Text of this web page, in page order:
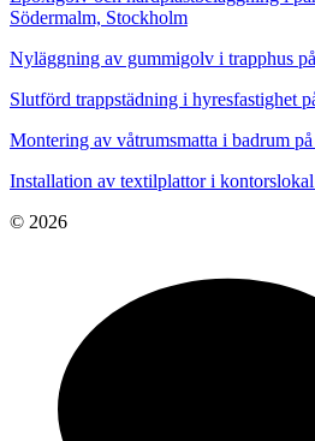
Södermalm, Stockholm
Nyläggning av gummigolv i trapphus
Slutförd trappstädning i hyresfastighet
Montering av våtrumsmatta i badrum
Installation av textilplattor i
© 2026